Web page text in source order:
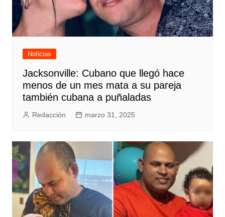
Noticias
Jacksonville: Cubano que llegó hace
menos de un mes mata a su pareja
también cubana a puñaladas
Redacción marzo 31, 2025